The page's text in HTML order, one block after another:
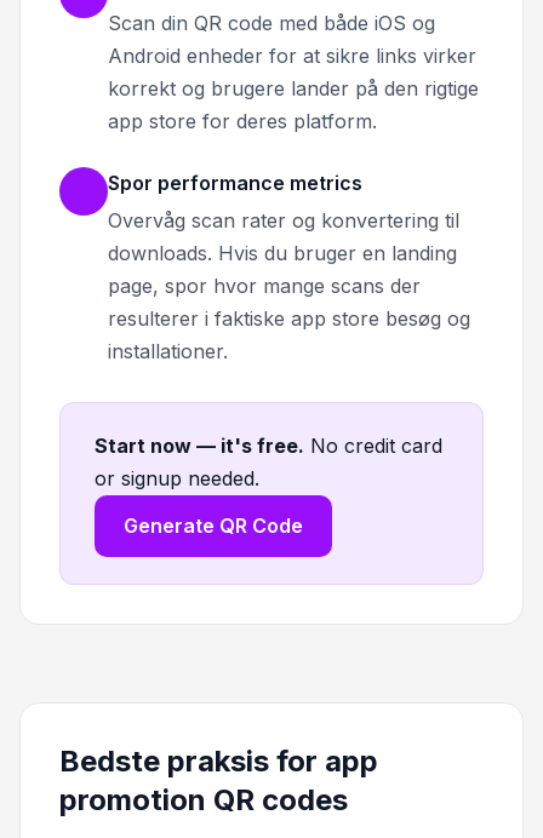
Scan din QR code med både iOS og
Android enheder for at sikre links virker
korrekt og brugere lander på den rigtige
app store for deres platform.
Spor performance metrics
Overvåg scan rater og konvertering til
downloads. Hvis du bruger en landing
page, spor hvor mange scans der
resulterer i faktiske app store besøg og
installationer.
Start now — it's free. No credit card
or signup needed.
Generate QR Code
Bedste praksis for app
promotion QR codes